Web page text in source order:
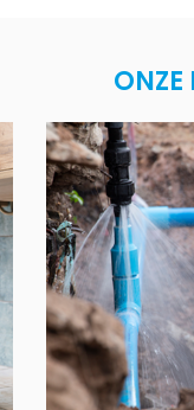
ONZE